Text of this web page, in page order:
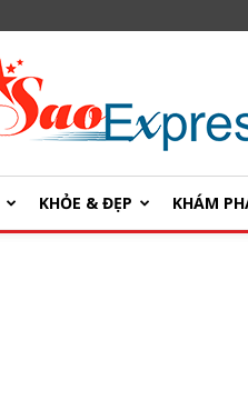
SaoExpress
KHỎE & ĐẸP KHÁM